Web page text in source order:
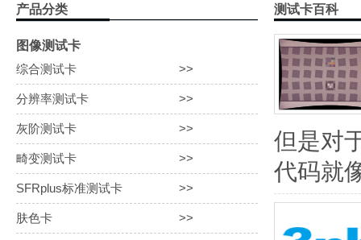
产品分类
图像测试卡
综合测试卡
>>
分辨率测试卡 >>
灰阶测试卡 >>
畸变测试卡 >>
SFRplus标准测试卡 >>
肤色卡 >>
测试卡百科
但是对
代码就